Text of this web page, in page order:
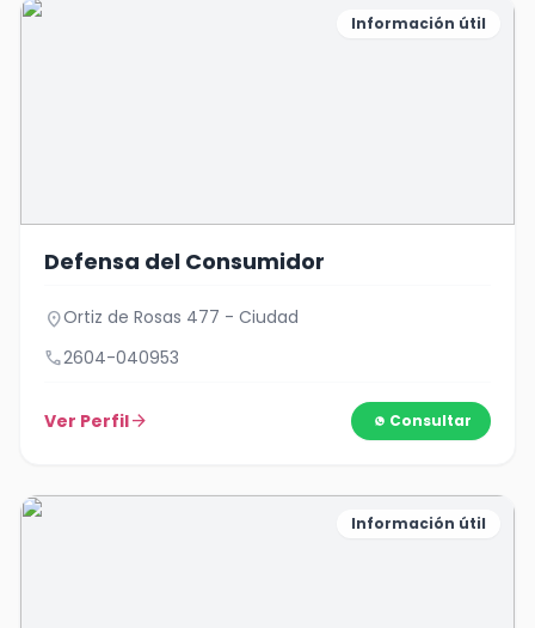
Información útil
Defensa del Consumidor
location_onOrtiz de Rosas 477 - Ciudad
call2604-040953
Ver Perfilarrow_forward Consultar
Información útil